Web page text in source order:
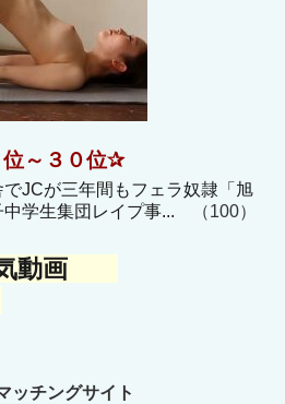
～３０位✰
でJCが三年間もフェラ奴隷「旭
中学生集団レイプ事... （100）
動画
ッチングサイト